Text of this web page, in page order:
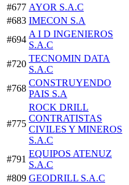
#677 AYOR S.A.C
#683 IMECON S.A
#694
A I D INGENIEROS
S.A.C
#720
TECNOMIN DATA
S.A.C
#768
CONSTRUYENDO
PAIS S.A
#775
ROCK DRILL
CONTRATISTAS
CIVILES Y MINEROS
S.A.C
#791
EQUIPOS ATENUZ
S.A.C
#809 GEODRILL S.A.C